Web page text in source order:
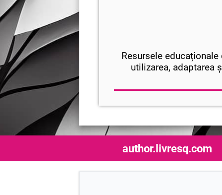
Resursele
utilizarea, adaptarea
author.livresq.com